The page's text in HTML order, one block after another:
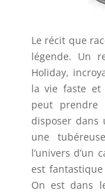
Le récit que
légende. Un
Holiday,
la vie faste et
peut prendre
disposer dans
une
l’univers d’un
est
On est dans